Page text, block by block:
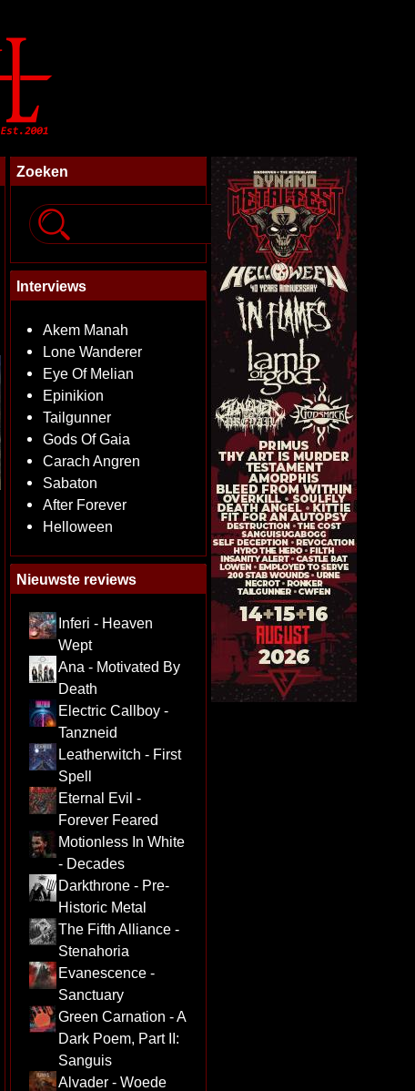
Zoeken
Interviews
Akem Manah
Lone Wanderer
Eye Of Melian
Epinikion
Tailgunner
Gods Of Gaia
Carach Angren
Sabaton
After Forever
Helloween
Nieuwste reviews
Inferi - Heaven
Wept
Ana - Motivated By
Death
Electric Callboy -
Tanzneid
Leatherwitch - First
Spell
Eternal Evil -
Forever Feared
Motionless In White
- Decades
Darkthrone - Pre-
Historic Metal
The Fifth Alliance -
Stenahoria
Evanescence -
Sanctuary
Green Carnation - A
Dark Poem, Part II:
Sanguis
Alvader - Woede